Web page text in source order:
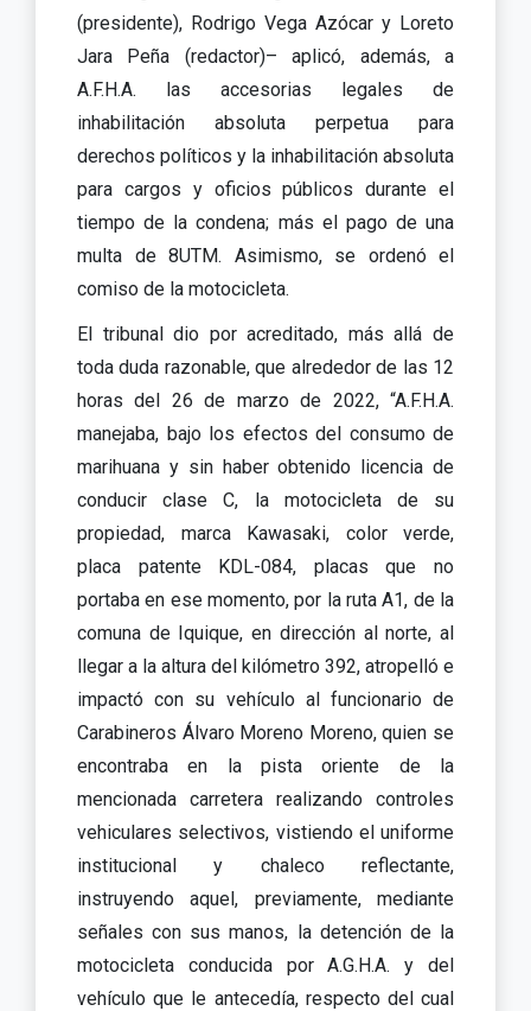
(presidente), Rodrigo Vega Azócar y Loreto
Jara Peña (redactor)– aplicó, además, a
A.F.H.A. las accesorias legales de
inhabilitación absoluta perpetua para
derechos políticos y la inhabilitación absoluta
para cargos y oficios públicos durante el
tiempo de la condena; más el pago de una
multa de 8UTM. Asimismo, se ordenó el
comiso de la motocicleta.
El tribunal dio por acreditado, más allá de
toda duda razonable, que alrededor de las 12
horas del 26 de marzo de 2022, “A.F.H.A.
manejaba, bajo los efectos del consumo de
marihuana y sin haber obtenido licencia de
conducir clase C, la motocicleta de su
propiedad, marca Kawasaki, color verde,
placa patente KDL-084, placas que no
portaba en ese momento, por la ruta A1, de la
comuna de Iquique, en dirección al norte, al
llegar a la altura del kilómetro 392, atropelló e
impactó con su vehículo al funcionario de
Carabineros Álvaro Moreno Moreno, quien se
encontraba en la pista oriente de la
mencionada carretera realizando controles
vehiculares selectivos, vistiendo el uniforme
institucional y chaleco reflectante,
instruyendo aquel, previamente, mediante
señales con sus manos, la detención de la
motocicleta conducida por A.G.H.A. y del
vehículo que le antecedía, respecto del cual